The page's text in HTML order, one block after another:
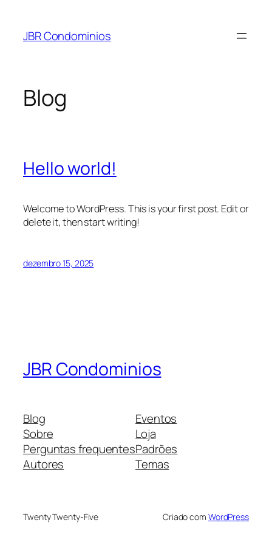
JBR Condominios
Blog
Hello world!
Welcome to WordPress. This is your first post. Edit or
delete it, then start writing!
dezembro 15, 2025
JBR Condominios
Blog
Sobre
Perguntas frequentes
Autores
Eventos
Loja
Padrões
Temas
Twenty Twenty-Five Criado com WordPress